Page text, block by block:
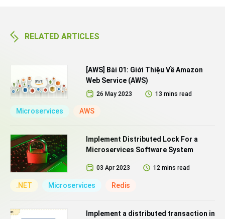
RELATED ARTICLES
[AWS] Bài 01: Giới Thiệu Về Amazon
Web Service (AWS)
26 May 2023 13 mins read
Microservices AWS
Implement Distributed Lock For a
Microservices Software System
03 Apr 2023 12 mins read
.NET Microservices Redis
Implement a distributed transaction in